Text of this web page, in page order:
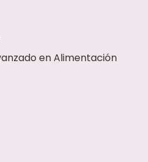
en Alimentación